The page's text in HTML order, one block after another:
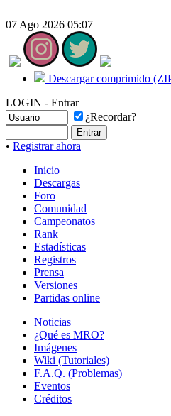
07 Ago 2026 05:07
Descargar comprimido
LOGIN - Entrar
¿Recordar?
• Registrar ahora
Inicio
Descargas
Foro
Comunidad
Campeonatos
Rank
Estadísticas
Registros
Prensa
Versiones
Partidas online
Noticias
¿Qué es MRO?
Imágenes
Wiki (Tutoriales)
F.A.Q. (Problemas)
Eventos
Créditos